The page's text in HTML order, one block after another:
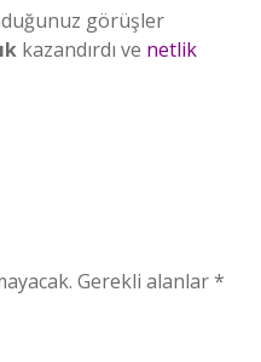
görüşler
kazandırdı ve netlik
Gerekli alanlar*